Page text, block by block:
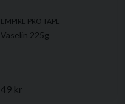
EMPIRE PRO TAPE
Vaselin 225g
49 kr